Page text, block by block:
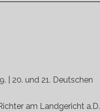
| 20. und 21. Deutschen
am Landgericht a.D.